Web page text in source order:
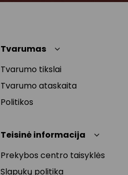
Tvarumas
Tvarumo tikslai
Tvarumo ataskaita
Politikos
Teisinė informacija
Prekybos centro taisyklės
Slapukų politika